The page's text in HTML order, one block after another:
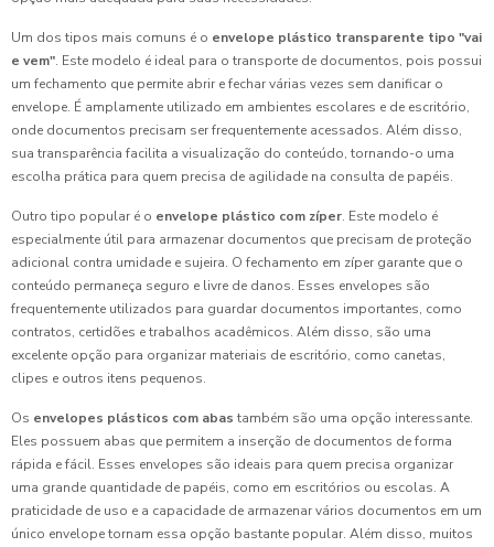
Um dos tipos mais comuns é o envelope plástico transparente tipo "vai
e vem". Este modelo é ideal para o transporte de documentos, pois possui
um fechamento que permite abrir e fechar várias vezes sem danificar o
envelope. É amplamente utilizado em ambientes escolares e de escritório,
onde documentos precisam ser frequentemente acessados. Além disso,
sua transparência facilita a visualização do conteúdo, tornando-o uma
escolha prática para quem precisa de agilidade na consulta de papéis.
Outro tipo popular é o envelope plástico com zíper. Este modelo é
especialmente útil para armazenar documentos que precisam de proteção
adicional contra umidade e sujeira. O fechamento em zíper garante que o
conteúdo permaneça seguro e livre de danos. Esses envelopes são
frequentemente utilizados para guardar documentos importantes, como
contratos, certidões e trabalhos acadêmicos. Além disso, são uma
excelente opção para organizar materiais de escritório, como canetas,
clipes e outros itens pequenos.
Os envelopes plásticos com abas também são uma opção interessante.
Eles possuem abas que permitem a inserção de documentos de forma
rápida e fácil. Esses envelopes são ideais para quem precisa organizar
uma grande quantidade de papéis, como em escritórios ou escolas. A
praticidade de uso e a capacidade de armazenar vários documentos em um
único envelope tornam essa opção bastante popular. Além disso, muitos